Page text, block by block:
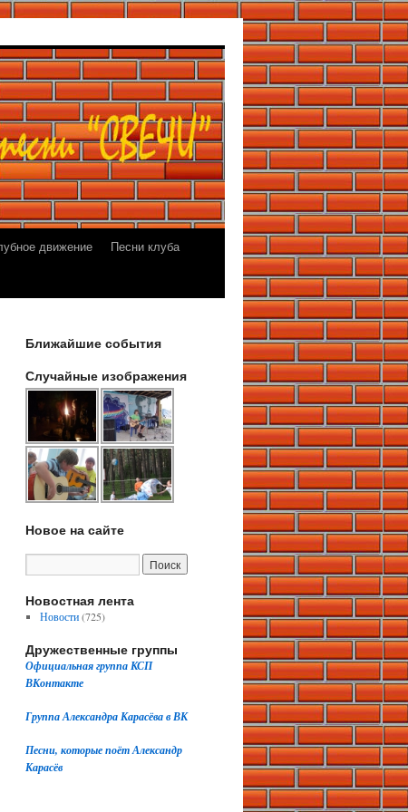
движение
Песни клуба
Ближайшие события
Случайные изображения
Новое на сайте
Новостная лента
Новости(725)
Дружественные группы
Официальная группа КСП
ВКонтакте
Группа Александра Карасёва в ВК
Песни, которые поёт Александр
Карасёв